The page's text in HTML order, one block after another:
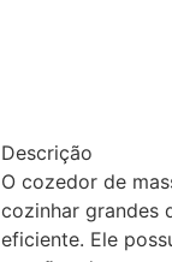
Descrição
O cozedor de
cozinhar grandes
eficiente. Ele